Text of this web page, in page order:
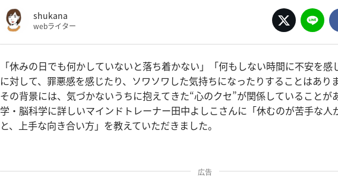
shukana
webライター
「休みの日でも何かしていないと落ち着かない」「何もしない時間に不安を感
に対して、罪悪感を感じたり、ソワソワした気持ちになったりすることはあ
その背景には、気づかないうちに抱えてきた“心のクセ”が関係していることが
学・脳科学に詳しいマインドトレーナー田中よしこさんに「休むのが苦手な人
と、上手な向き合い方」を教えていただきました。
広告